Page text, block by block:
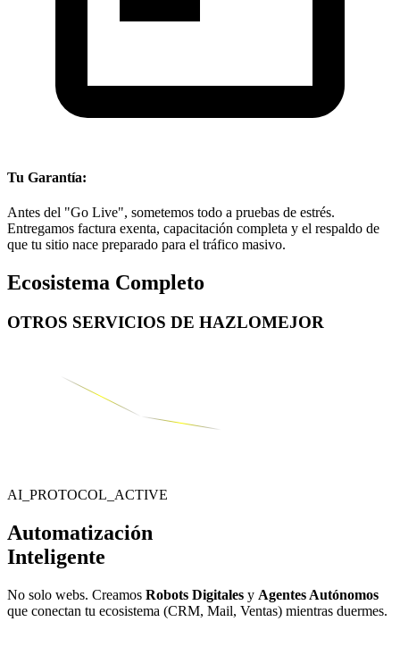
Tu Garantía:
Antes del "Go Live", sometemos todo a pruebas de estrés.
Entregamos factura exenta, capacitación completa y el respaldo de
que tu sitio nace preparado para el tráfico masivo.
Ecosistema Completo
OTROS SERVICIOS DE HAZLOMEJOR
AI_PROTOCOL_ACTIVE
Automatización
Inteligente
No solo webs. Creamos Robots Digitales y Agentes Autónomos
que conectan tu ecosistema (CRM, Mail, Ventas) mientras duermes.